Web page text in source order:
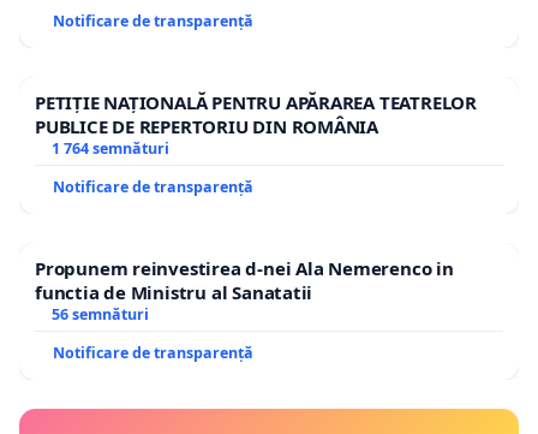
Notificare de transparență
PETIȚIE NAȚIONALĂ PENTRU APĂRAREA TEATRELOR
PUBLICE DE REPERTORIU DIN ROMÂNIA
1 764 semnături
Notificare de transparență
Propunem reinvestirea d-nei Ala Nemerenco in
functia de Ministru al Sanatatii
56 semnături
Notificare de transparență